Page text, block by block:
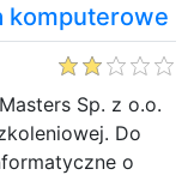
komputerowe
Sp. z o.o.
Do
o